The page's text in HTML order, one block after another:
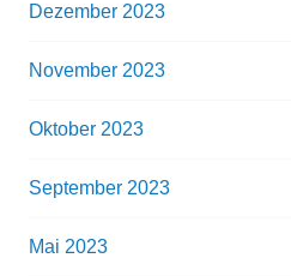
Dezember 2023
November 2023
Oktober 2023
September 2023
Mai 2023